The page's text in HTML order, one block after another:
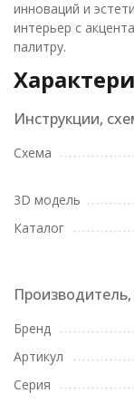
инноваций и
интерьер с
палитру.
Инструкции,
Схема
3D модель
Каталог
Производитель,
Бренд
Артикул
Серия